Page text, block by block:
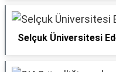
Selçuk Üniversitesi